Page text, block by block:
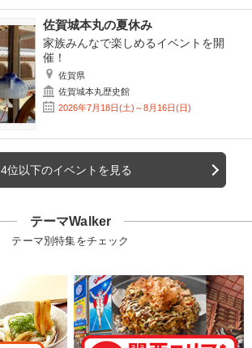
佐賀城本丸の夏休み
家族みんなで楽しめるイベントを開
催！
佐賀県
佐賀城本丸歴史館
2026年7月18日(土)～8月16日(日)
4位以下のイベントを見る
テーマWalker
テーマ別特集をチェック